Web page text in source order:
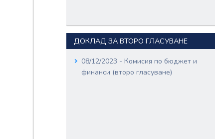
ДОКЛАД ЗА ВТОРО ГЛАСУВАНЕ
08/12/2023 - Комисия по бюджет и
финанси (второ гласуване)